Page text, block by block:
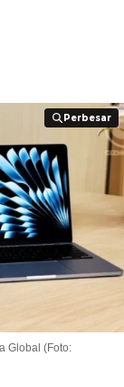
Perbesar
Perbesar
Global (Foto: